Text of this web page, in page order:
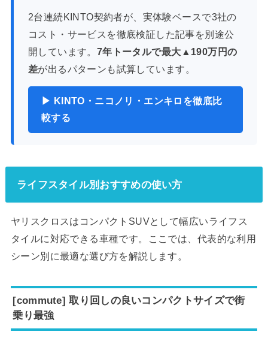
2台連続KINTO契約者が、実体験ベースで3社の
コスト・サービスを徹底検証した記事を別途公
開しています。 7年トータルで最大▲190万円の
差が出るパターンも試算しています。
▶ KINTO・ニコノリ・エンキロを徹底比
較する
ライフスタイル別おすすめの使い方
ヤリスクロスはコンパクトSUVとして幅広いライフス
タイルに対応できる車種です。ここでは、代表的な利用
シーン別に最適な選び方を解説します。
[commute] 取り回しの良いコンパクトサイズで街
乗り最強